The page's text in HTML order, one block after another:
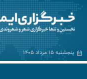
پنجشنبه ۱۵ مرداد ۱۴۰۵